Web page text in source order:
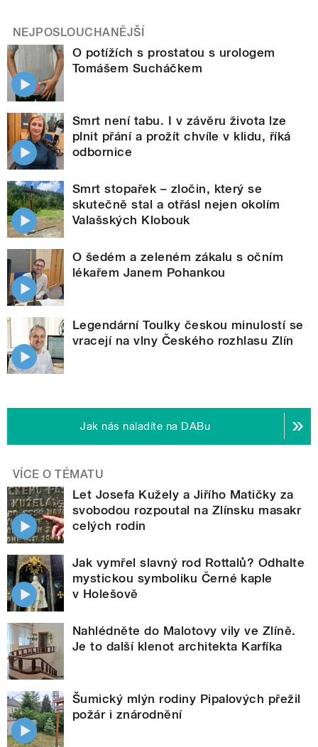
NEJPOSLOUCHANĚJŠÍ
O potížích s prostatou s urologem
Tomášem Sucháčkem
Smrt není tabu. I v závěru života lze
plnit přání a prožít chvíle v klidu, říká
odbornice
Smrt stopařek – zločin, který se
skutečně stal a otřásl nejen okolím
Valašských Klobouk
O šedém a zeleném zákalu s očním
lékařem Janem Pohankou
Legendární Toulky českou minulostí se
vracejí na vlny Českého rozhlasu Zlín
Jak nás naladíte na DABu
VÍCE O TÉMATU
Let Josefa Kužely a Jiřího Matičky za
svobodou rozpoutal na Zlínsku masakr
celých rodin
Jak vymřel slavný rod Rottalů? Odhalte
mystickou symboliku Černé kaple
v Holešově
Nahlédněte do Malotovy vily ve Zlíně.
Je to další klenot architekta Karfíka
Šumický mlýn rodiny Pipalových přežil
požár i znárodnění